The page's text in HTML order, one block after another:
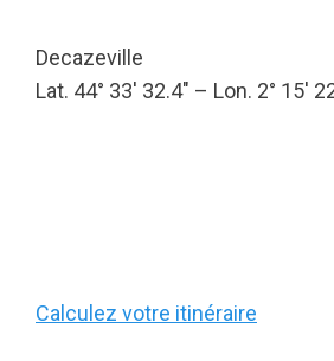
Decazeville
Lat. 44° 33′ 32.4″ – Lon. 2° 15′
Calculez votre itinéraire